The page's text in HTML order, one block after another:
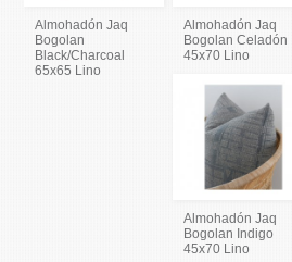
Almohadón Jaq
Bogolan
Black/Charcoal
65x65 Lino
Almohadón Jaq
Bogolan Celadón
45x70 Lino
Almohadón Jaq
Bogolan Indigo
45x70 Lino